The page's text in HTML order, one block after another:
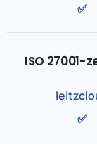
✅
ISO 27001-
✅